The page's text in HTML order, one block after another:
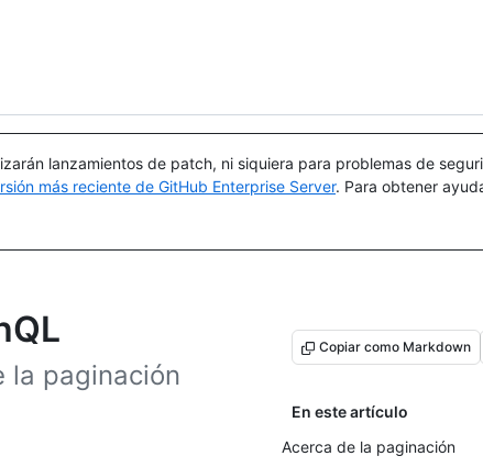
lanzamientos de patch, ni siquiera para problemas de
más reciente de GitHub Enterprise Server. Para obtener
la paginación
Copiar como Markdown
En este artículo
Acerca de la paginación